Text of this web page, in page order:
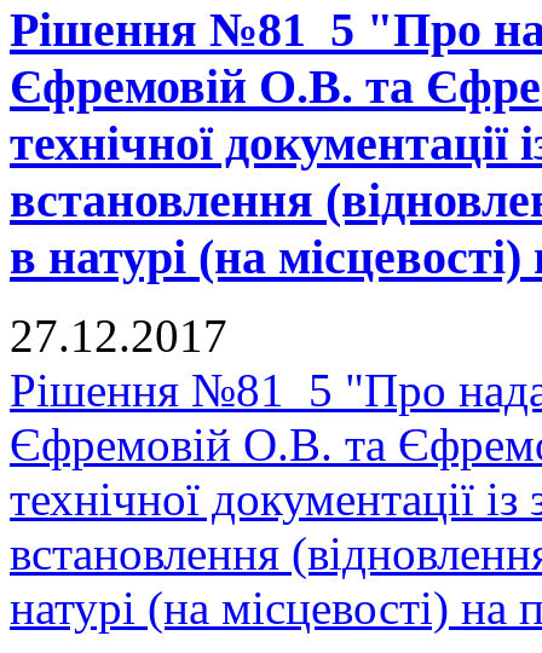
Рішення №81_5 "Про
Єфремовій О.В. та
технічної
встановлення
в натурі (на
27.12.2017
Рішення №81_5 "Про
Єфремовій О.В. та
технічної документації
встановлення
натурі (на місцевості) на